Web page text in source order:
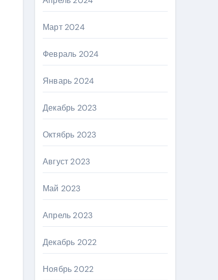
Март 2024
Февраль 2024
Январь 2024
Декабрь 2023
Октябрь 2023
Август 2023
Май 2023
Апрель 2023
Декабрь 2022
Ноябрь 2022